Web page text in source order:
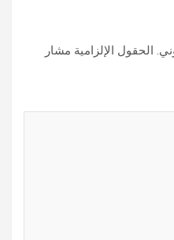
الحقول الإلزامية مشار